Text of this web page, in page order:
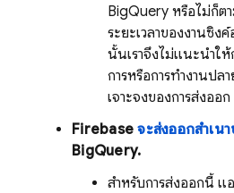
BigQuery หรือไม่ก็ตา
ระยะเวลาของงานซิง
นั้นเราจึงไม่แนะนำให้
การหรือการทำงานปล
เจาะจงของการส่งออก
Firebaseจะส่งออกสำเน
BigQuery.
สำหรับการส่งออกนี้